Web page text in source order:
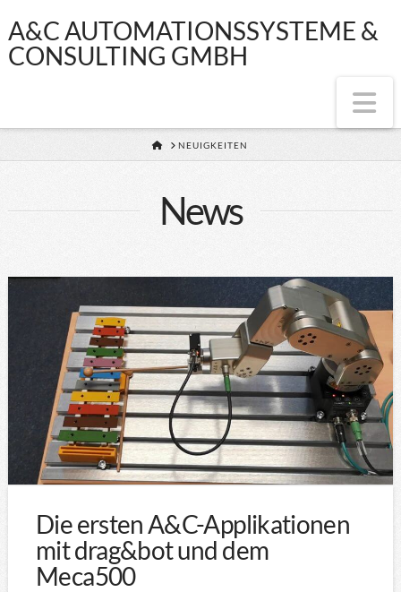
A&C
&
CONSULTING
A&C AUTOMATIONSSYSTEME &
CONSULTING GMBH
HOME
NEUIGKEITEN
News
Die ersten A&C-Applikationen
mit drag&bot und dem
Meca500